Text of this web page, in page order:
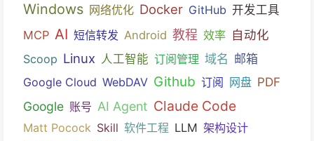
Windows 网络优化 Docker GitHub 开发工具
MCP AI 短信转发 Android 教程 效率 自动化
Scoop Linux 人工智能 订阅管理 域名 邮箱
Google Cloud WebDAV Github 订阅 网盘 PDF
Google 账号 AI Agent Claude Code
Matt Pocock Skill 软件工程 LLM 架构设计